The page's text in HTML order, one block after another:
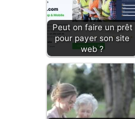
Peut on faire un prêt
pour payer son site
web ?